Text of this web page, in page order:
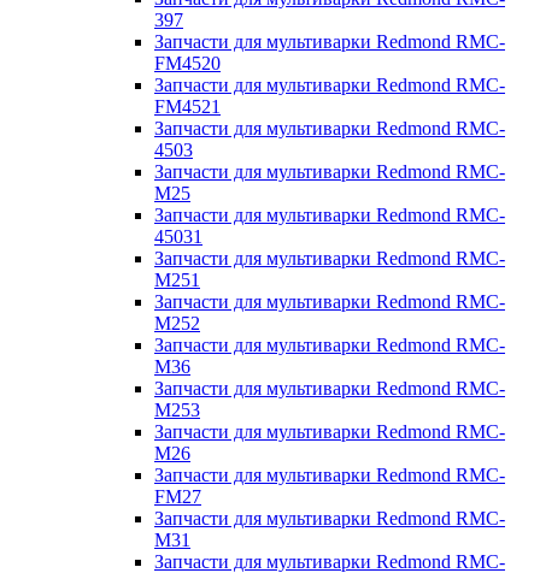
397
Запчасти для мультиварки Redmond RMC-
FM4520
Запчасти для мультиварки Redmond RMC-
FM4521
Запчасти для мультиварки Redmond RMC-
4503
Запчасти для мультиварки Redmond RMC-
M25
Запчасти для мультиварки Redmond RMC-
45031
Запчасти для мультиварки Redmond RMC-
M251
Запчасти для мультиварки Redmond RMC-
M252
Запчасти для мультиварки Redmond RMC-
M36
Запчасти для мультиварки Redmond RMC-
M253
Запчасти для мультиварки Redmond RMC-
M26
Запчасти для мультиварки Redmond RMC-
FM27
Запчасти для мультиварки Redmond RMC-
M31
Запчасти для мультиварки Redmond RMC-